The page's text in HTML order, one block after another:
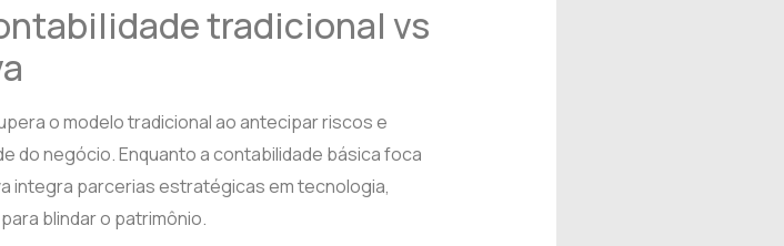
tradicional vs
o modelo tradicional ao antecipar riscos e
do negócio. Enquanto a contabilidade básica foca
integra parcerias estratégicas em tecnologia,
blindar o patrimônio.